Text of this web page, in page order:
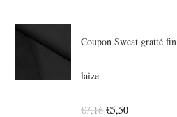
Coupon Sweat gratté
laize
€7,16 €5,50